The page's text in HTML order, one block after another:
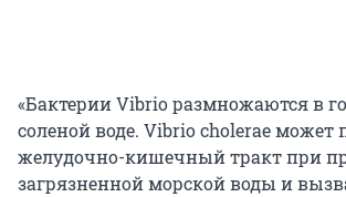
«Бактерии Vibrio размножаются в
соленой воде. Vibrio cholerae может
желудочно-кишечный тракт при
загрязненной морской воды и